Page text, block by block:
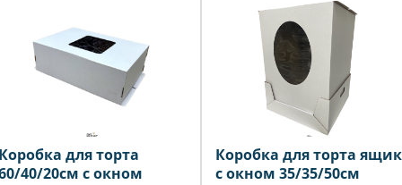
для торта
40/20см с окном
Коробка для торта ящик
с окном 35/35/50см